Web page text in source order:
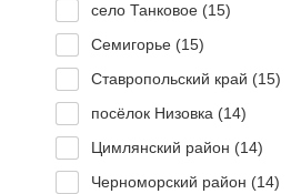
село Танковое (15)
Семигорье (15)
Ставропольский край (15)
посёлок Низовка (14)
Цимлянский район (14)
Черноморский район (14)